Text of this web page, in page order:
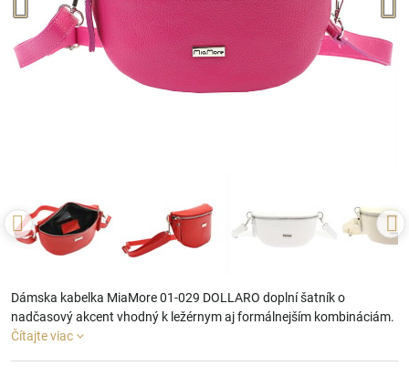
Dámska kabelka MiaMore 01-029 DOLLARO doplní šatník o
nadčasový akcent vhodný k ležérnym aj formálnejším kombináciám.
Čítajte viac